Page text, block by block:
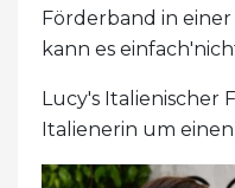
Förderband in
kann es
Lucy's Italienischer
Italienerin um